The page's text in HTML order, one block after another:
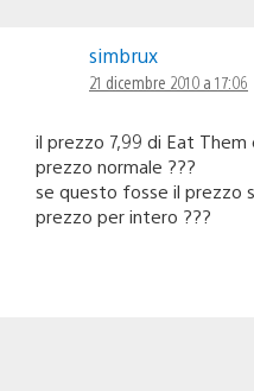
simbrux
21 dicembre 2010 a 17:06
il prezzo 7,99 di Eat
prezzo normale ???
se questo fosse il prezzo
prezzo per intero ???